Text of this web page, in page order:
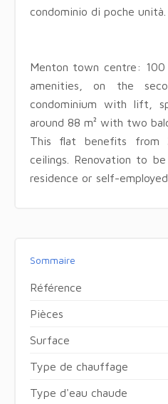
condominio di poche unità.
Menton town centre:
amenities, on the
condominium with lift,
around 88 m² with two
This flat benefits from
ceilings. Renovation to
residence or self-employed.
Sommaire
Référence
Pièces
Surface
Type de chauffage
Type d'eau chaude